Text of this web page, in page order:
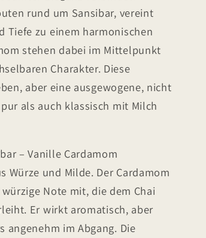
rund um Sansibar, vereint
Tiefe zu einem harmonischen
stehen dabei im Mittelpunkt
Charakter. Diese
aber eine ausgewogene, nicht
als auch klassisch mit Milch
– Vanille Cardamom
Würze und Milde. Der Cardamom
Note mit, die dem Chai
Er wirkt aromatisch, aber
im Abgang. Die